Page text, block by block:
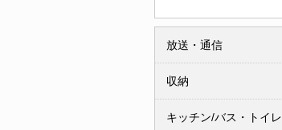
放送・通信
収納
キッチン/バス・トイレ